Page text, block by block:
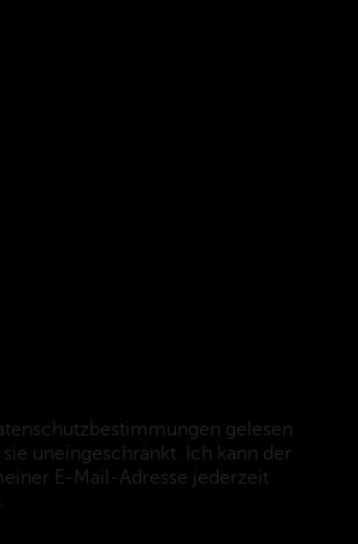
gelesen
uneingeschränkt. Ich kann der
E-Mail-Adresse jederzeit